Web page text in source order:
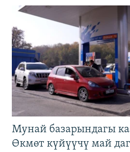
Мунай базарындагы
Өкмөт күйүүчү май